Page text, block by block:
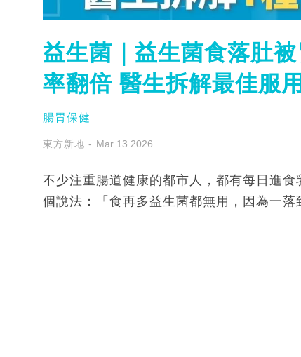
益生菌｜益生菌食落肚
率翻倍 醫生拆解最佳服
腸胃保健
東方新地 Mar 13 2026
不少注重腸道健康的都市人，都有每日進
個說法：「食再多益生菌都無用，因為一